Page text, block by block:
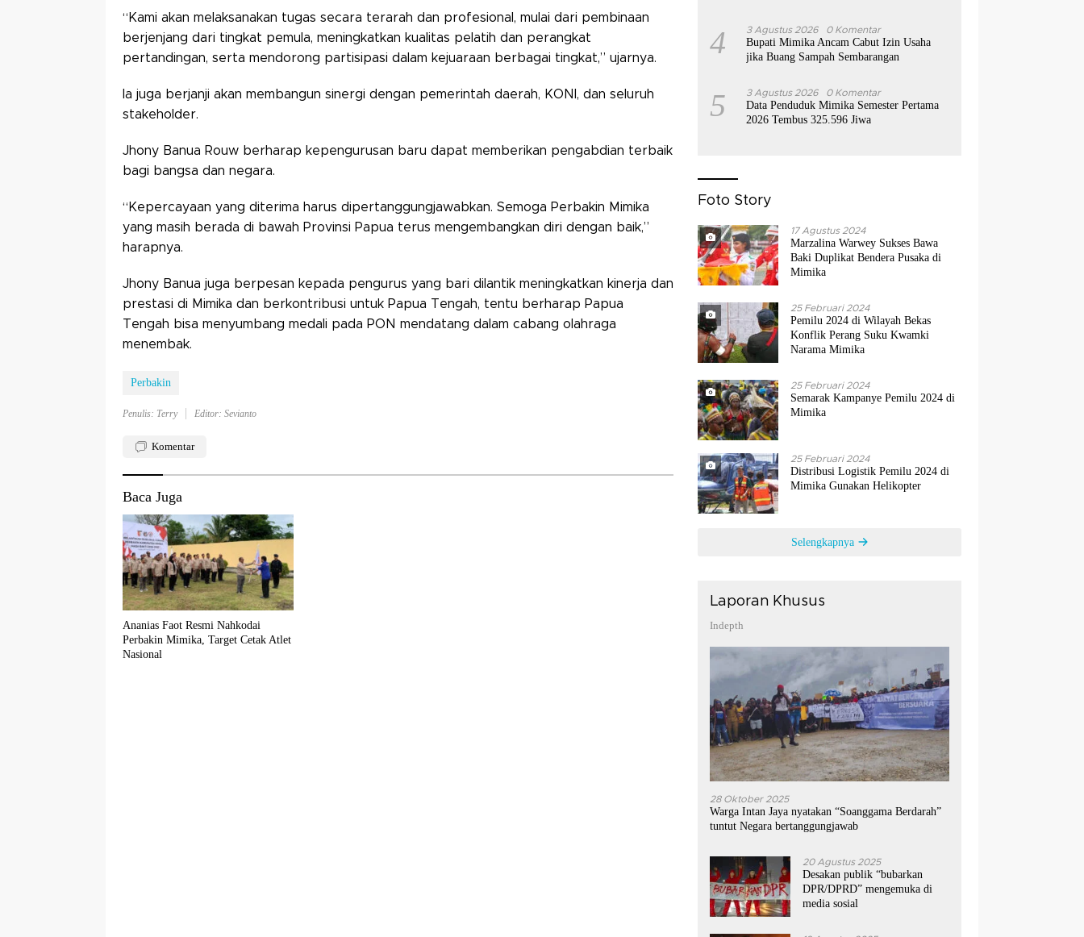
“Kami akan melaksanakan tugas secara terarah dan profesional, mulai dari pembinaan
berjenjang dari tingkat pemula, meningkatkan kualitas pelatih dan perangkat
pertandingan, serta mendorong partisipasi dalam kejuaraan berbagai tingkat,” ujarnya.
Ia juga berjanji akan membangun sinergi dengan pemerintah daerah, KONI, dan seluruh
stakeholder.
Jhony Banua Rouw berharap kepengurusan baru dapat memberikan pengabdian terbaik
bagi bangsa dan negara.
“Kepercayaan yang diterima harus dipertanggungjawabkan. Semoga Perbakin Mimika
yang masih berada di bawah Provinsi Papua terus mengembangkan diri dengan baik,”
harapnya.
Jhony Banua juga berpesan kepada pengurus yang bari dilantik meningkatkan kinerja dan
prestasi di Mimika dan berkontribusi untuk Papua Tengah, tentu berharap Papua
Tengah bisa menyumbang medali pada PON mendatang dalam cabang olahraga
menembak.
Perbakin
Penulis: Terry Editor: Sevianto
Komentar
Baca Juga
Ananias Faot Resmi Nahkodai
Perbakin Mimika, Target Cetak Atlet
Nasional
4 3 Agustus 2026 0 Komentar
Bupati Mimika Ancam Cabut Izin Usaha
jika Buang Sampah Sembarangan
5 3 Agustus 2026 0 Komentar
Data Penduduk Mimika Semester Pertama
2026 Tembus 325.596 Jiwa
Foto Story
17 Agustus 2024
Marzalina Warwey Sukses Bawa
Baki Duplikat Bendera Pusaka di
Mimika
25 Februari 2024
Pemilu 2024 di Wilayah Bekas
Konflik Perang Suku Kwamki
Narama Mimika
25 Februari 2024
Semarak Kampanye Pemilu 2024 di
Mimika
25 Februari 2024
Distribusi Logistik Pemilu 2024 di
Mimika Gunakan Helikopter
Selengkapnya
Laporan Khusus
Indepth
28 Oktober 2025
Warga Intan Jaya nyatakan “Soanggama Berdarah”
tuntut Negara bertanggungjawab
20 Agustus 2025
Desakan publik “bubarkan
DPR/DPRD” mengemuka di
media sosial